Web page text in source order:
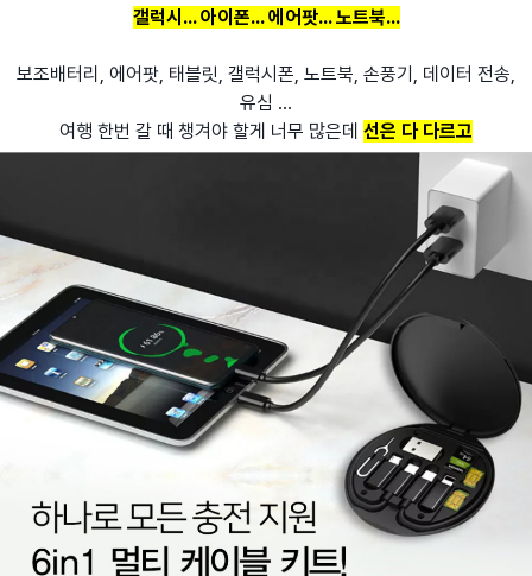
갤럭시... 아이폰... 에어팟... 노트북...
보조배터리, 에어팟, 태블릿, 갤럭시폰, 노트북, 손풍기, 데이터 전송,
유심 ...
여행 한번 갈 때 챙겨야 할게 너무 많은데 선은 다 다르고